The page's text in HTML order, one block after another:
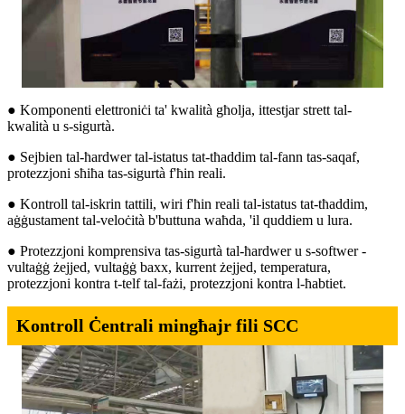
● Komponenti elettroniċi ta' kwalità għolja, ittestjar strett tal-
kwalità u s-sigurtà.
● Sejbien tal-ħardwer tal-istatus tat-tħaddim tal-fann tas-saqaf,
protezzjoni sħiħa tas-sigurtà f'ħin reali.
● Kontroll tal-iskrin tattili, wiri f'ħin reali tal-istatus tat-tħaddim,
aġġustament tal-veloċità b'buttuna waħda, 'il quddiem u lura.
● Protezzjoni komprensiva tas-sigurtà tal-ħardwer u s-softwer -
vultaġġ żejjed, vultaġġ baxx, kurrent żejjed, temperatura,
protezzjoni kontra t-telf tal-fażi, protezzjoni kontra l-ħabtiet.
Kontroll Ċentrali mingħajr fili SCC